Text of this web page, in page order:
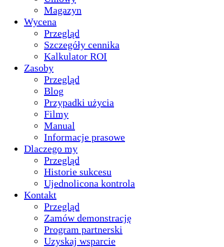
Magazyn
Wycena
Przegląd
Szczegóły cennika
Kalkulator ROI
Zasoby
Przegląd
Blog
Przypadki użycia
Filmy
Manual
Informacje prasowe
Dlaczego my
Przegląd
Historie sukcesu
Ujednolicona kontrola
Kontakt
Przegląd
Zamów demonstrację
Program partnerski
Uzyskaj wsparcie